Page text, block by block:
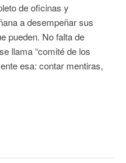
de oficinas y
a desempeñar sus
pueden. No falta de
llama “comité de los
esa: contar mentiras,